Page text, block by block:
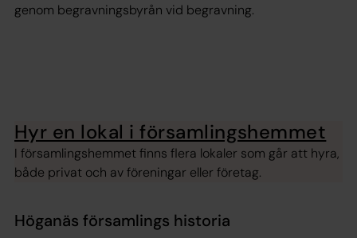
genom begravningsbyrån vid begravning.
Hyr en lokal i församlingshemmet
I församlingshemmet finns flera lokaler som går att hyra,
både privat och av föreningar eller företag.
Höganäs församlings historia